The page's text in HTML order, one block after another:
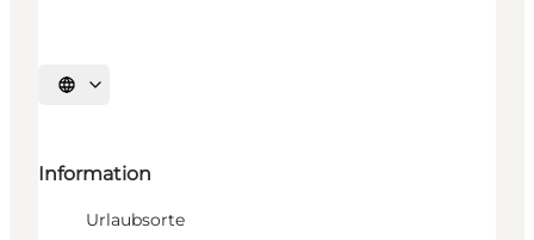
Sprache auswählen
Information
Urlaubsorte